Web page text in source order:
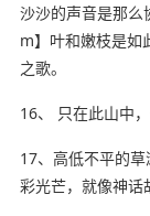
沙沙的声音是那
m】叶和嫩枝是如
之歌。
16、 只在此山中
17、高低不平的
彩光芒，就像神话